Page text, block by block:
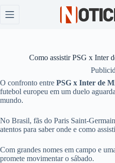
para
Como assistir PSG x Inter
O confronto entre PSG x Inter de
futebol europeu em um duelo
mundo.
No Brasil, fãs do Paris Saint-
atentos para saber onde e como
Com grandes nomes em campo e
promete movimentar o sábado.